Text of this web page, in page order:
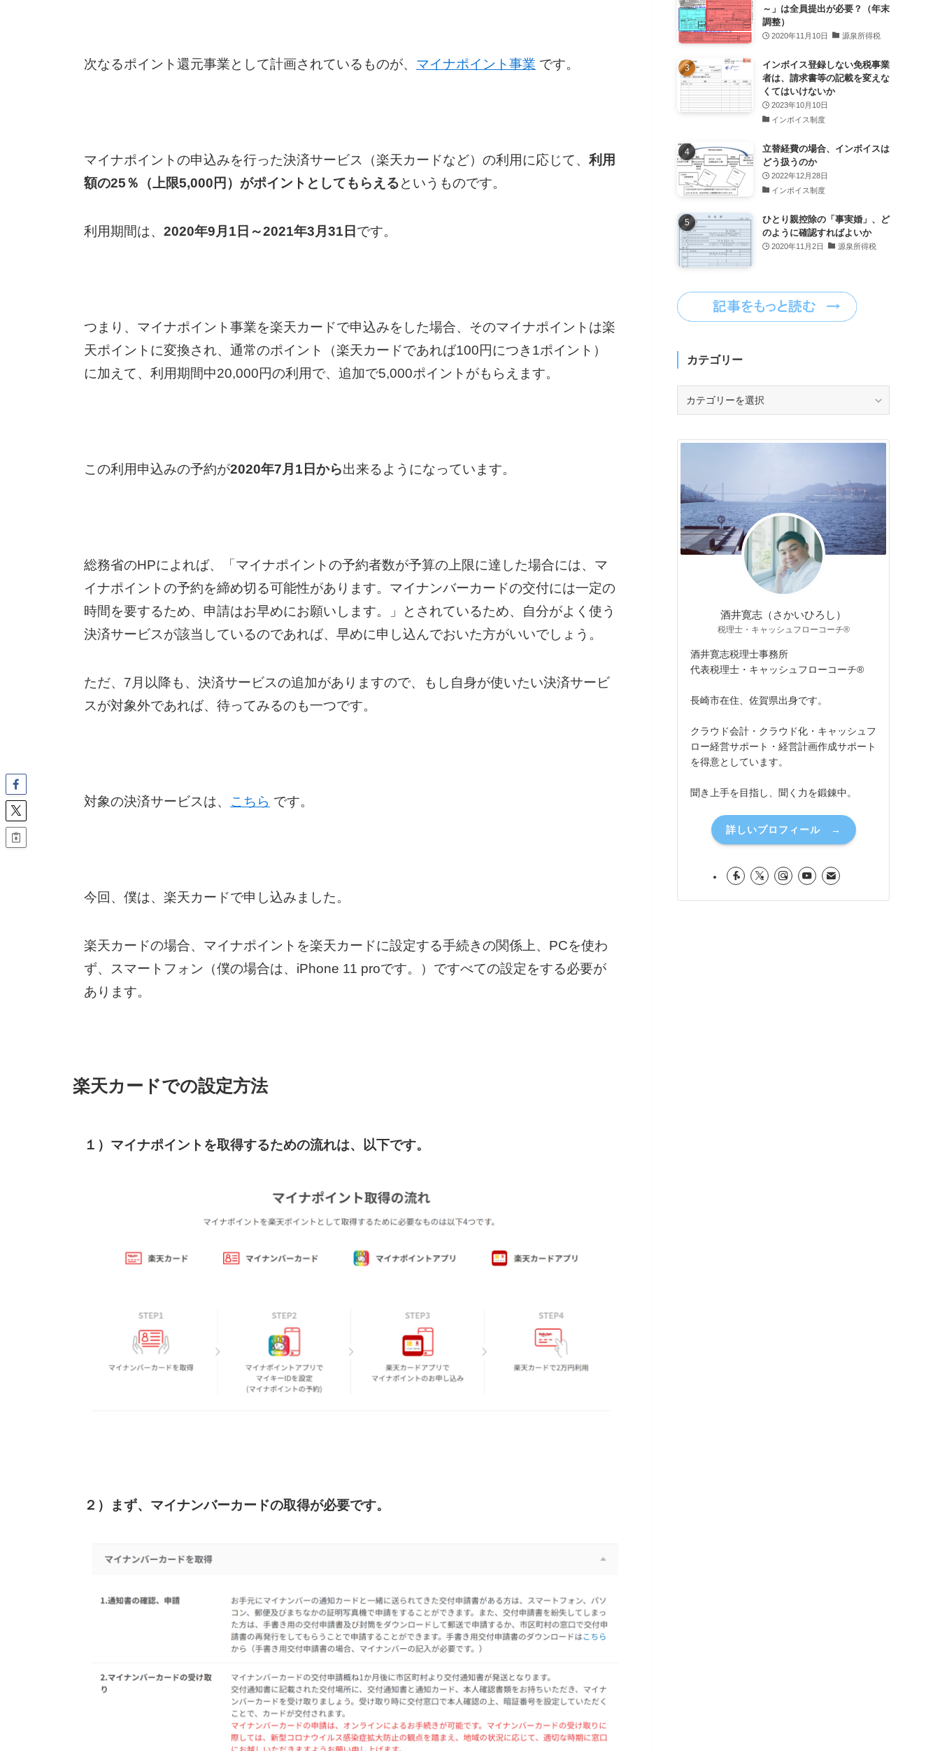
次なるポイント還元事業として計画されているものが、 マイナポイント事業 です。
マイナポイントの申込みを行った決済サービス（楽天カードなど）の利用に応じて、 利用
額の25％（上限5,000円）がポイントとしてもらえるというものです。
利用期間は、 2020年9月1日～2021年3月31日 です。
つまり、マイナポイント事業を楽天カードで申込みをした場合、そのマイナポイントは楽
天ポイントに変換され、通常のポイント（楽天カードであれば100円につき1ポイント）
に加えて、利用期間中20,000円の利用で、追加で5,000ポイントがもらえます。
この利用申込みの予約が2020年7月1日から出来るようになっています。
総務省のHPによれば、「マイナポイントの予約者数が予算の上限に達した場合には、マ
イナポイントの予約を締め切る可能性があります。マイナンバーカードの交付には一定の
時間を要するため、申請はお早めにお願いします。」とされているため、自分がよく使う
決済サービスが該当しているのであれば、早めに申し込んでおいた方がいいでしょう。
ただ、7月以降も、決済サービスの追加がありますので、もし自身が使いたい決済サービ
スが対象外であれば、待ってみるのも一つです。
対象の決済サービスは、 こちら です。
今回、僕は、楽天カードで申し込みました。
楽天カードの場合、マイナポイントを楽天カードに設定する手続きの関係上、PCを使わ
ず、スマートフォン（僕の場合は、iPhone 11 proです。）ですべての設定をする必要が
あります。
楽天カードでの設定方法
１）マイナポイントを取得するための流れは、以下です。
２）まず、マイナンバーカードの取得が必要です。
～」は全員提出が必要？（年末
調整）
2020年11月10日 源泉所得税
インボイス登録しない免税事業
者は、請求書等の記載を変えな
くてはいけないか
2023年10月10日
インボイス制度
立替経費の場合、インボイスは
どう扱うのか
2022年12月28日
インボイス制度
ひとり親控除の「事実婚」、ど
のように確認すればよいか
2020年11月2日 源泉所得税
カテゴリー
リ
酒井寛志（さかいひろし）
税理士・キャッシュフローコーチ®
酒井寛志税理士事務所
代表税理士・キャッシュフローコーチ®
長崎市在住、佐賀県出身です。
クラウド会計・クラウド化・キャッシュフ
ロー経営サポート・経営計画作成サポート
を得意としています。
聞き上手を目指し、聞く力を鍛錬中。
詳しいプロフィール →